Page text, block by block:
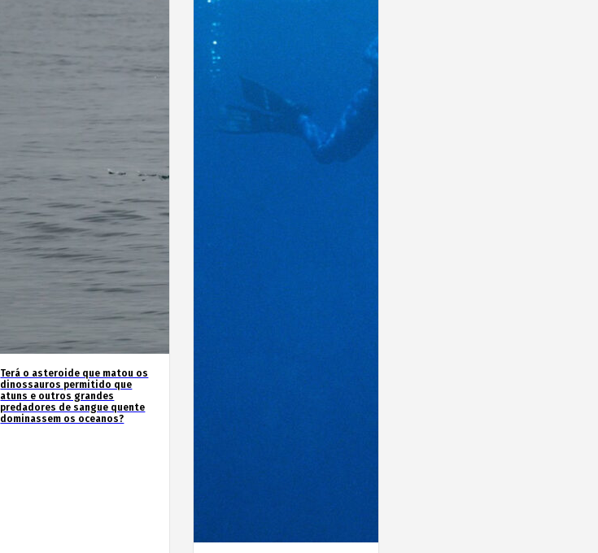
Terá o asteroide que matou os
dinossauros permitido que
atuns e outros grandes
predadores de sangue quente
dominassem os oceanos?